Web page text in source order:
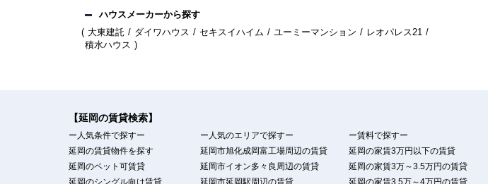
ハウスメーカーから探す
大東建託
ダイワハウス セキスイハイム ユーミーマンション
レオパレス21
積水ハウス
【延岡の賃貸検索】
ー人気条件で探すー
延岡の賃貸物件を探す
延岡のペット可賃貸
延岡のシングル向け賃貸
ー人気のエリアで探すー
延岡市旭化成岡富工場周辺の賃貸
延岡市イオン多々良周辺の賃貸
延岡市延岡駅周辺の賃貸
ー賃料で探すー
延岡の家賃3万円以下の賃貸
延岡の家賃3万～3.5万円の賃貸
延岡の家賃3.5万～4万円の賃貸